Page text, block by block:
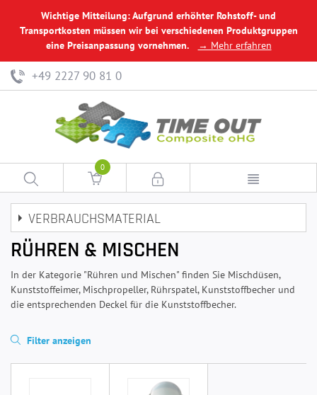
Wichtige Mitteilung: Aufgrund erhöhter Rohstoff- und
Transportkosten müssen wir bei verschiedenen Produktgruppen
eine Preisanpassung vornehmen.
→ Mehr erfahren
+49 2227 90 81 0
0
VERBRAUCHSMATERIAL
RÜHREN & MISCHEN
In der Kategorie "Rühren und Mischen" finden Sie Mischdüsen,
Kunststoffeimer, Mischpropeller, Rührspatel, Kunststoffbecher und
die entsprechenden Deckel für die Kunststoffbecher.
Filter anzeigen